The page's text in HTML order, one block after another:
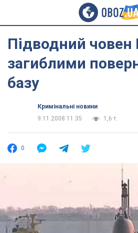
Підводний човен
загиблими
базу
Кримінальні новини
9.11.2008 11:35
1,6 т.
0